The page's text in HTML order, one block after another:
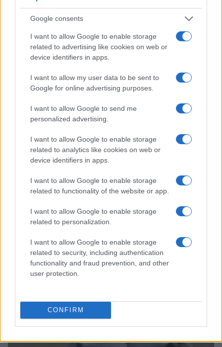
Google consents
I want to allow Google to enable storage
related to advertising like cookies on web or
device identifiers in apps.
I want to allow my user data to be sent to
Google for online advertising purposes.
I want to allow Google to send me
personalized advertising.
I want to allow Google to enable storage
related to analytics like cookies on web or
device identifiers in apps.
I want to allow Google to enable storage
related to functionality of the website or app.
I want to allow Google to enable storage
related to personalization.
I want to allow Google to enable storage
related to security, including authentication
functionality and fraud prevention, and other
user protection.
CONFIRM
Redacción Petstory.es · 28 Jul 2023
dermatitis solar en gatos
La dermatitis solar es una afección cutánea común en los
gatos que puede causar molestias y dolor, pero con medidas
preventivas adecuadas…